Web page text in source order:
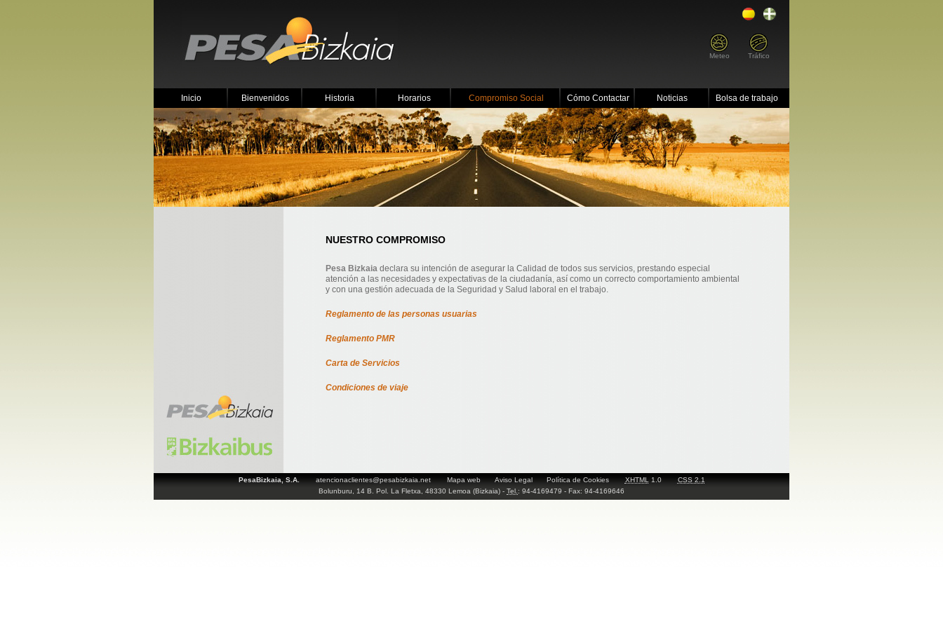
Meteo Tráfico
Inicio Bienvenidos Historia Horarios Compromiso Social Cómo Contactar Noticias Bolsa de trabajo
NUESTRO COMPROMISO
Pesa Bizkaia declara su intención de asegurar la Calidad de todos sus servicios, prestando especial
atención a las necesidades y expectativas de la ciudadanía, así como un correcto comportamiento ambiental
y con una gestión adecuada de la Seguridad y Salud laboral en el trabajo.
Reglamento de las personas usuarias
Reglamento PMR
Carta de Servicios
Condiciones de viaje
PesaBizkaia, S.A. atencionaclientes@pesabizkaia.net Mapa web Aviso Legal Política de Cookies XHTML 1.0
CSS 2.1
Bolunburu, 14 B. Pol. La Fletxa, 48330 Lemoa (Bizkaia) - Tel. : 94-4169479 - Fax: 94-4169646